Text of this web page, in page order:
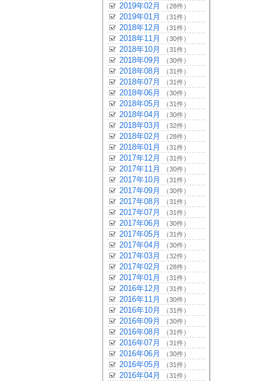
2019年02月 （28件）
2019年01月 （31件）
2018年12月 （31件）
2018年11月 （30件）
2018年10月 （31件）
2018年09月 （30件）
2018年08月 （31件）
2018年07月 （31件）
2018年06月 （30件）
2018年05月 （31件）
2018年04月 （30件）
2018年03月 （32件）
2018年02月 （28件）
2018年01月 （31件）
2017年12月 （31件）
2017年11月 （30件）
2017年10月 （31件）
2017年09月 （30件）
2017年08月 （31件）
2017年07月 （31件）
2017年06月 （30件）
2017年05月 （31件）
2017年04月 （30件）
2017年03月 （32件）
2017年02月 （28件）
2017年01月 （31件）
2016年12月 （31件）
2016年11月 （30件）
2016年10月 （31件）
2016年09月 （30件）
2016年08月 （31件）
2016年07月 （31件）
2016年06月 （30件）
2016年05月 （31件）
2016年04月 （31件）